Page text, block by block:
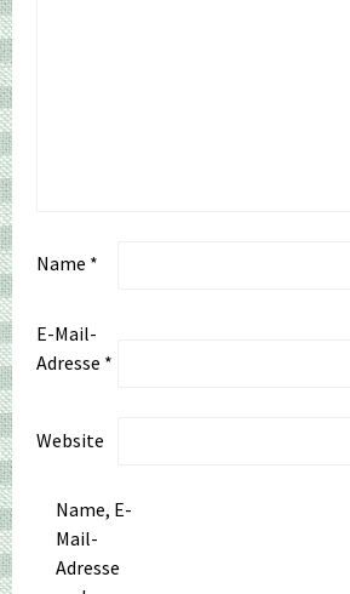
Name *
E-Mail-
Adresse *
Website
Name, E-
Mail-
Adresse